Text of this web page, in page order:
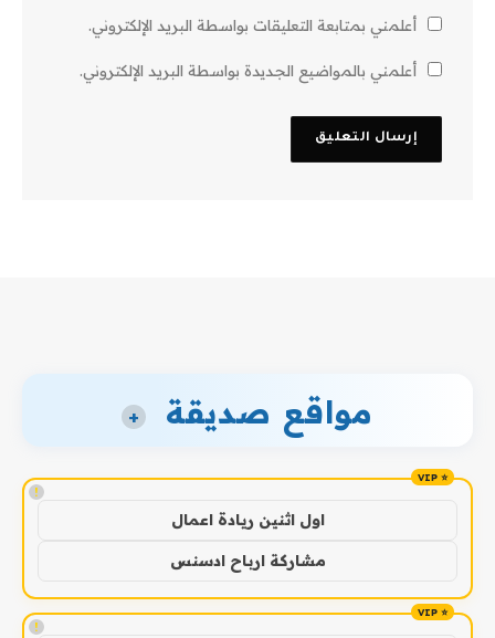
أعلمني بمتابعة التعليقات بواسطة البريد الإلكتروني.
أعلمني بالمواضيع الجديدة بواسطة البريد الإلكتروني.
مواقع صديقة +
!
اول اثنين ريادة اعمال
مشاركة ارباح ادسنس
!